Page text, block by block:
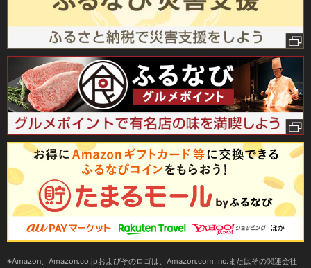
Amazon、Amazon.co.jpおよびそのロゴは、Amazon.com,Inc.またはその関連会社